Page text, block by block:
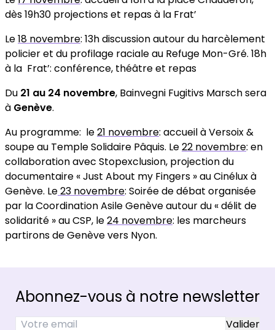
dès 19h30 projections et repas à la Frat’
Le18 novembre: 13h discussion autour du harcèlement
policier et du profilage raciale au Refuge Mon-Gré. 18h
à la Frat’: conférence, théâtre et repas
Du 21 au 24 novembre, Bainvegni Fugitivs Marsch sera
à Genève.
Au programme: le21 novembre: accueil à Versoix &
soupe au Temple Solidaire Pâquis. Le22 novembre: en
collaboration avec Stopexclusion, projection du
documentaire « Just About my Fingers » au Cinélux à
Genève. Le23 novembre: Soirée de débat organisée
par la Coordination Asile Genève autour du « délit de
solidarité » au CSP, le24 novembre: les marcheurs
partirons de Genève vers Nyon.
Abonnez-vous à notre newsletter